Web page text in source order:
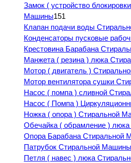
Замок ( устройство
Машины151
Клапан подачи воды
Конденсаторы пусковые
Крестовина Барабана
Манжета ( резина ) люка
Мотор ( двигатель )
Мотор вентилятора сушки
Насос ( помпа ) сливной
Насос ( Помпа )
Ножка ( опора ) Стиральной
Обечайка ( обрамление )
Опора Барабана Стиральной
Патрубок Стиральной Машины
Петля ( навес ) люка